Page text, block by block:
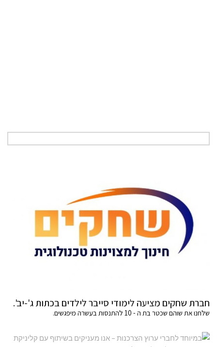
חברת שחקים מציעה לימודי סייבר לילדים בכתות ג'-יב'.
שלחנו את שוהם שכטר בת ה - 10 להתנסות בעשרה מיפגשים.